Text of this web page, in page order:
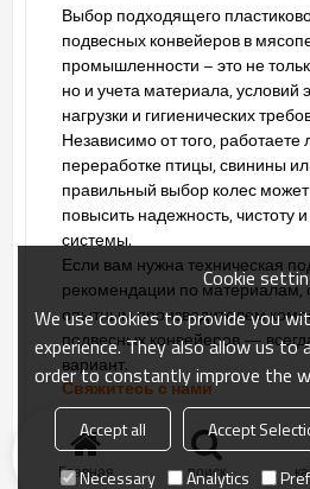
Выбор подходящего
подвесных конвейеров в
промышленности – это не
но и учета материала, условий
нагрузки и гигиенических
Независимо от того,
переработке птицы, свинины
правильный выбор колес
повысить надежность, чистоту
системы.
Если вам нужна техническая
рекомендации по материалам,
опытным производителем
подвесных конвейеров —
вариант.
Свяжитесь с нами
прямо сейчас!
Главная поиск
Cookie
We use cookies to provide you
experience. They also allow us to
order to constantly improve the
Accept all Accept
Necessary
Analytics